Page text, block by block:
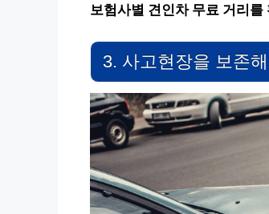
보험사별 견인차 무료 거리를
3. 사고현장을 보존